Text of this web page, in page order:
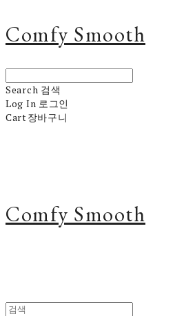
Comfy Smooth
Search 검색
Log In 로그인
Cart장바구니
Comfy Smooth